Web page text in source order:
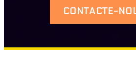
CONTACTE-